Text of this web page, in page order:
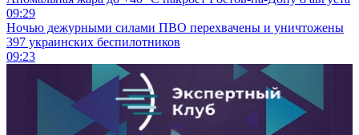
09:29
Ночью дежурными силами ПВО перехвачены и уничтожены
397 украинских беспилотников
09:23